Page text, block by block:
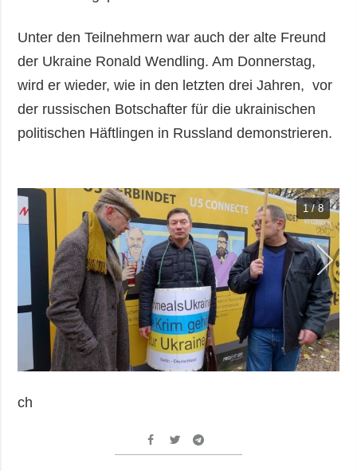
Unter den Teilnehmern war auch der alte Freund
der Ukraine Ronald Wendling. Am Donnerstag,
wird er wieder, wie in den letzten drei Jahren, vor
der russischen Botschafter für die ukrainischen
politischen Häftlingen in Russland demonstrieren.
1 / 8
ch